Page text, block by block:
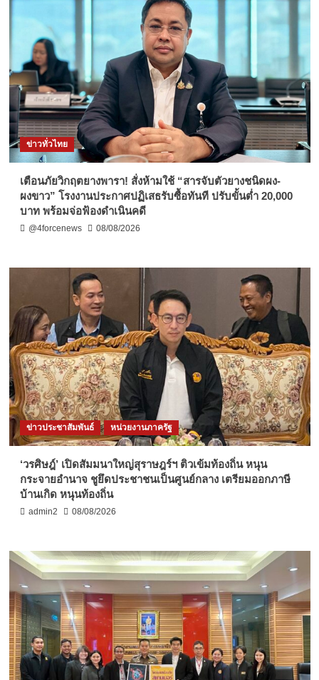
ข่าวทั่วไทย
เตือนภัยวิกฤตยางพารา! สั่งห้ามใช้ “สารจับตัวยางชนิดผง-
ผงขาว” โรงงานประกาศปฏิเสธรับซื้อทันที ปรับขั้นต่ำ 20,000
บาท พร้อมจ่อฟ้องดำเนินคดี
@4forcenews 08/08/2026
ข่าวประชาสัมพันธ์ หน่วยงานภาครัฐ
‘วรศิษฎ์’ เปิดสัมมนาใหญ่สุราษฎร์ฯ ติวเข้มท้องถิ่น หนุน
กระจายอำนาจ ชูยึดประชาชนเป็นศูนย์กลาง เตรียมออกภาษี
บ้านเกิด หนุนท้องถิ่น
admin2 08/08/2026